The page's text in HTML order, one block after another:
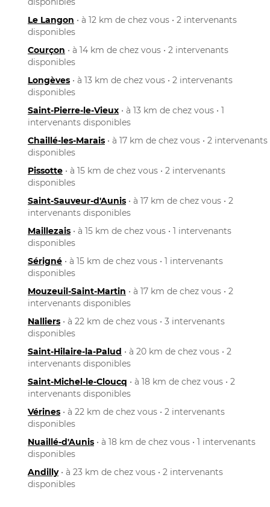
Le Langon • à 12 km de chez vous • 2 intervenants
disponibles
Courçon • à 14 km de chez vous • 2 intervenants
disponibles
Longèves • à 13 km de chez vous • 2 intervenants
disponibles
Saint-Pierre-le-Vieux • à 13 km de chez vous • 1
intervenants disponibles
Chaillé-les-Marais • à 17 km de chez vous • 2 intervenants
disponibles
Pissotte • à 15 km de chez vous • 2 intervenants
disponibles
Saint-Sauveur-d'Aunis • à 17 km de chez vous • 2
intervenants disponibles
Maillezais • à 15 km de chez vous • 1 intervenants
disponibles
Sérigné • à 15 km de chez vous • 1 intervenants
disponibles
Mouzeuil-Saint-Martin • à 17 km de chez vous • 2
intervenants disponibles
Nalliers • à 22 km de chez vous • 3 intervenants
disponibles
Saint-Hilaire-la-Palud • à 20 km de chez vous • 2
intervenants disponibles
Saint-Michel-le-Cloucq • à 18 km de chez vous • 2
intervenants disponibles
Vérines • à 22 km de chez vous • 2 intervenants
disponibles
Nuaillé-d'Aunis • à 18 km de chez vous • 1 intervenants
disponibles
Andilly• à 23 km de chez vous • 2 intervenants
disponibles